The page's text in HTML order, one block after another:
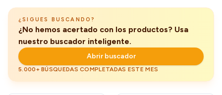
¿SIGUES BUSCANDO?
¿No hemos acertado con los productos? Usa
nuestro buscador inteligente.
Abrir buscador
5.000+ BÚSQUEDAS COMPLETADAS ESTE MES